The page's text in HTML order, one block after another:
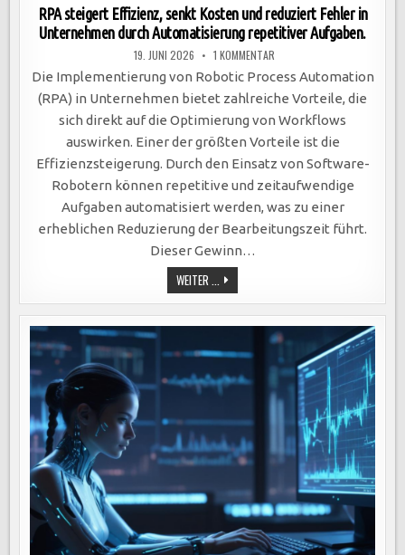
in
RPA steigert Effizienz, senkt Kosten und reduziert Fehler in
Unternehmen durch Automatisierung repetitiver Aufgaben.
19. JUNI 2026 1 KOMMENTARZU
RPA
STEIGERT
EFFIZIENZ,
SENKT
KOSTEN
UND
REDUZIERT
FEHLER
IN
UNTERNEHMEN
DURCH
AUTOMATISIERUNG
REPETITIVER
AUFGABEN.
Die Implementierung von Robotic Process Automation
(RPA) in Unternehmen bietet zahlreiche Vorteile, die
sich direkt auf die Optimierung von Workflows
auswirken. Einer der größten Vorteile ist die
Effizienzsteigerung. Durch den Einsatz von Software-
Robotern können repetitive und zeitaufwendige
Aufgaben automatisiert werden, was zu einer
erheblichen Reduzierung der Bearbeitungszeit führt.
Dieser Gewinn…
WEITER ... RPA
STEIGERT
EFFIZIENZ,
SENKT
KOSTEN
REDUZIERT
FEHLER
IN
UNTERNEHMEN
DURCH
AUTOMATISIERUNG
REPETITIVER
AUFGABEN.